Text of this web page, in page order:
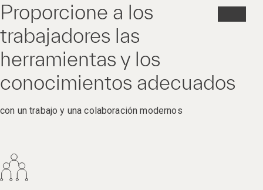
Proporcione a los
trabajadores las
herramientas y los
conocimientos adecuados
con un trabajo y una colaboración modernos